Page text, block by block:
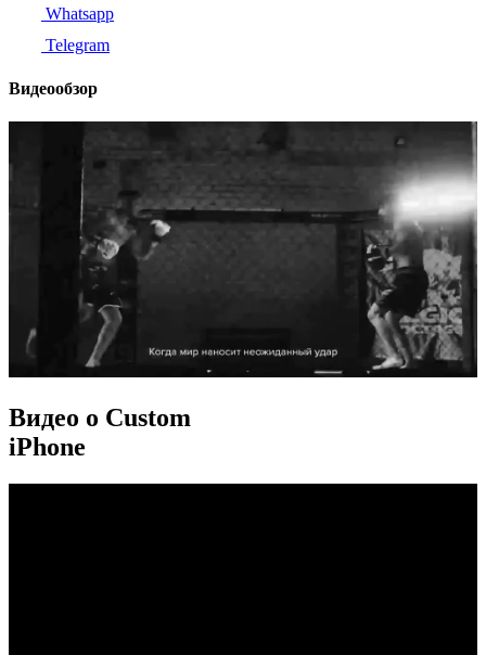
Whatsapp
Telegram
Видеообзор
Видео о Custom
iPhone